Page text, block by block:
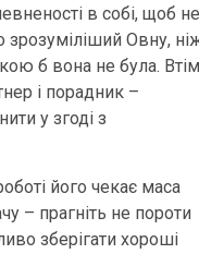
в собі, щоб не
зрозуміліший Овну,
б вона не була.
і порадник –
у згоді з
його чекає маса
– прагніть не пороти
зберігати хороші